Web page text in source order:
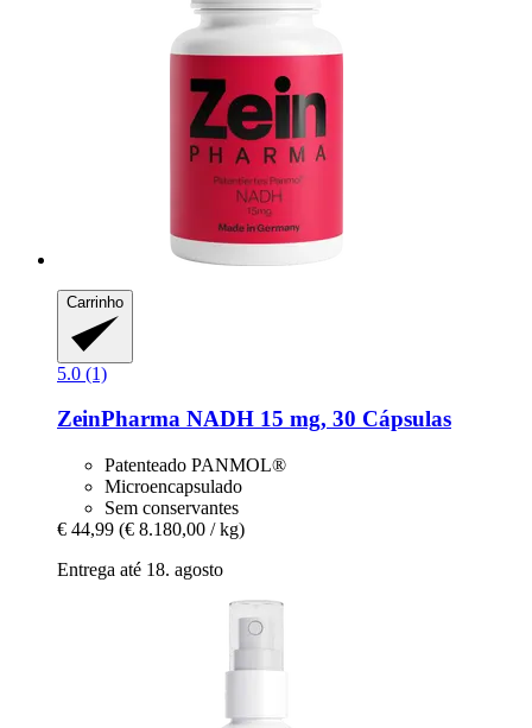
Carrinho
5.0 (1)
ZeinPharma NADH 15 mg, 30 Cápsulas
Patenteado PANMOL®
Microencapsulado
Sem conservantes
€ 44,99 (€ 8.180,00 / kg)
Entrega até 18. agosto